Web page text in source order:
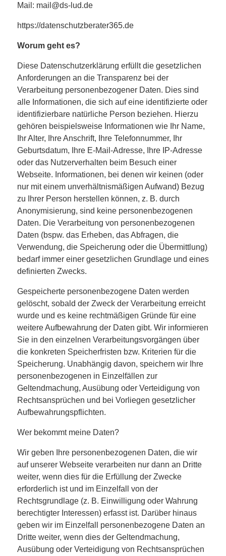
Mail: mail@ds-lud.de
https://datenschutzberater365.de
Worum geht es?
Diese Datenschutzerklärung erfüllt die gesetzlichen
Anforderungen an die Transparenz bei der
Verarbeitung personenbezogener Daten. Dies sind
alle Informationen, die sich auf eine identifizierte oder
identifizierbare natürliche Person beziehen. Hierzu
gehören beispielsweise Informationen wie Ihr Name,
Ihr Alter, Ihre Anschrift, Ihre Telefonnummer, Ihr
Geburtsdatum, Ihre E-Mail-Adresse, Ihre IP-Adresse
oder das Nutzerverhalten beim Besuch einer
Webseite. Informationen, bei denen wir keinen (oder
nur mit einem unverhältnismäßigen Aufwand) Bezug
zu Ihrer Person herstellen können, z. B. durch
Anonymisierung, sind keine personenbezogenen
Daten. Die Verarbeitung von personenbezogenen
Daten (bspw. das Erheben, das Abfragen, die
Verwendung, die Speicherung oder die Übermittlung)
bedarf immer einer gesetzlichen Grundlage und eines
definierten Zwecks.
Gespeicherte personenbezogene Daten werden
gelöscht, sobald der Zweck der Verarbeitung erreicht
wurde und es keine rechtmäßigen Gründe für eine
weitere Aufbewahrung der Daten gibt. Wir informieren
Sie in den einzelnen Verarbeitungsvorgängen über
die konkreten Speicherfristen bzw. Kriterien für die
Speicherung. Unabhängig davon, speichern wir Ihre
personenbezogenen in Einzelfällen zur
Geltendmachung, Ausübung oder Verteidigung von
Rechtsansprüchen und bei Vorliegen gesetzlicher
Aufbewahrungspflichten.
Wer bekommt meine Daten?
Wir geben Ihre personenbezogenen Daten, die wir
auf unserer Webseite verarbeiten nur dann an Dritte
weiter, wenn dies für die Erfüllung der Zwecke
erforderlich ist und im Einzelfall von der
Rechtsgrundlage (z. B. Einwilligung oder Wahrung
berechtigter Interessen) erfasst ist. Darüber hinaus
geben wir im Einzelfall personenbezogene Daten an
Dritte weiter, wenn dies der Geltendmachung,
Ausübung oder Verteidigung von Rechtsansprüchen